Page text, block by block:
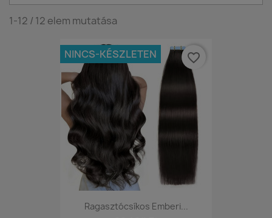
1-12 / 12 elem mutatása
Ragasztócsíkos Emberi...
NINCS-KÉSZLETEN favorite_border